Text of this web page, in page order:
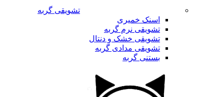
تشویقی گربه
اسنک خمیری
تشویقی نرم گربه
تشویقی خشک و دنتال
تشویقی مدادی گربه
بستنی گربه